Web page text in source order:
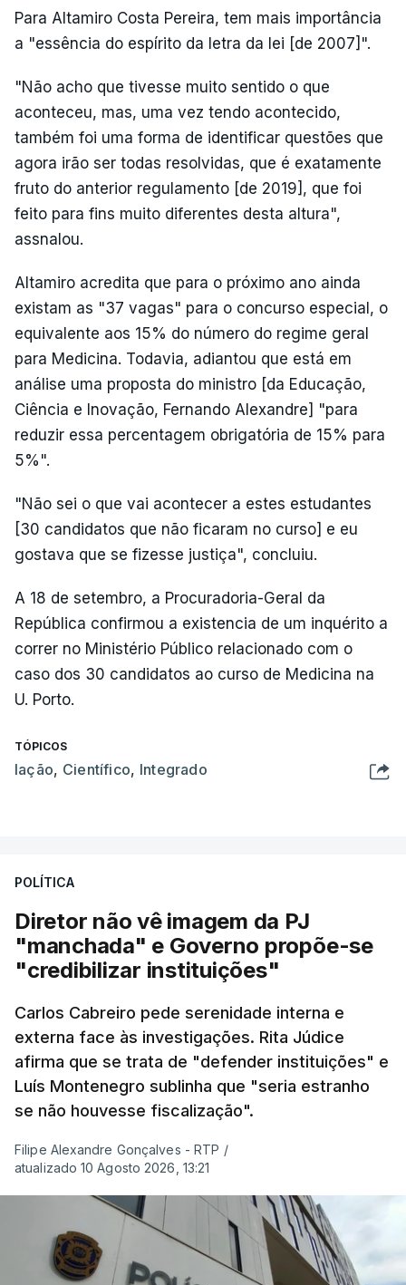
Para Altamiro Costa Pereira, tem mais importância
a "essência do espírito da letra da lei [de 2007]".
"Não acho que tivesse muito sentido o que
aconteceu, mas, uma vez tendo acontecido,
também foi uma forma de identificar questões que
agora irão ser todas resolvidas, que é exatamente
fruto do anterior regulamento [de 2019], que foi
feito para fins muito diferentes desta altura",
assnalou.
Altamiro acredita que para o próximo ano ainda
existam as "37 vagas" para o concurso especial, o
equivalente aos 15% do número do regime geral
para Medicina. Todavia, adiantou que está em
análise uma proposta do ministro [da Educação,
Ciência e Inovação, Fernando Alexandre] "para
reduzir essa percentagem obrigatória de 15% para
5%".
"Não sei o que vai acontecer a estes estudantes
[30 candidatos que não ficaram no curso] e eu
gostava que se fizesse justiça", concluiu.
A 18 de setembro, a Procuradoria-Geral da
República confirmou a existencia de um inquérito a
correr no Ministério Público relacionado com o
caso dos 30 candidatos ao curso de Medicina na
U. Porto.
TÓPICOS
Iação, Científico, Integrado
POLÍTICA
Diretor não vê imagem da PJ
"manchada" e Governo propõe-se
"credibilizar instituições"
Carlos Cabreiro pede serenidade interna e
externa face às investigações. Rita Júdice
afirma que se trata de "defender instituições" e
Luís Montenegro sublinha que "seria estranho
se não houvesse fiscalização".
Filipe Alexandre Gonçalves - RTP /
atualizado 10 Agosto 2026, 13:21